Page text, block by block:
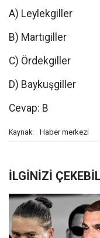
A) Leylekgiller
B) Martıgiller
C) Ördekgiller
D) Baykuşgiller
Cevap: B
Kaynak: Haber merkezi